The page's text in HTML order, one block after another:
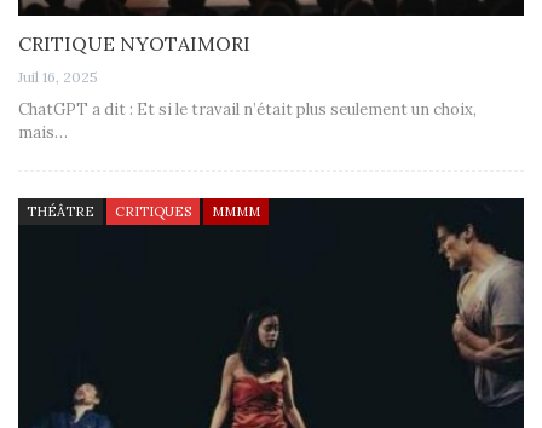
CRITIQUE NYOTAIMORI
Juil 16, 2025
ChatGPT a dit : Et si le travail n’était plus seulement un choix,
mais…
THÉÂTRE CRITIQUES MMMM